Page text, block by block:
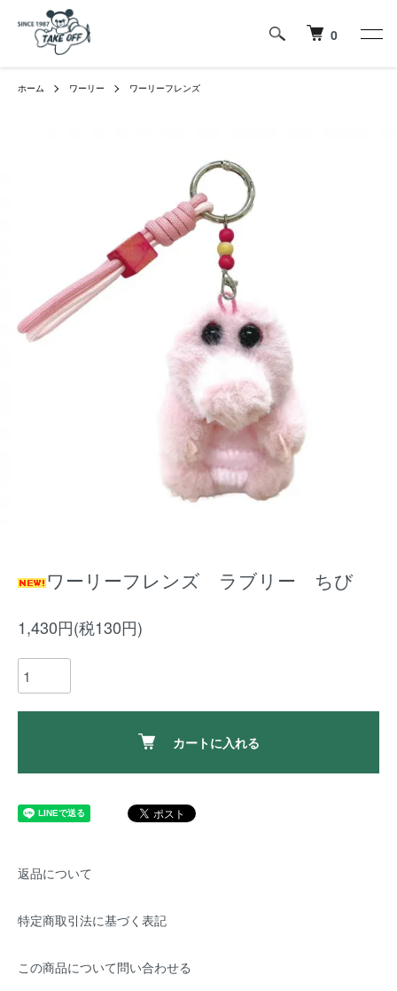
0
ホーム ワーリー ワーリーフレンズ
ワーリーフレンズ ラブリー ちび
1,430円(税130円)
カートに入れる
返品について
特定商取引法に基づく表記
この商品について問い合わせる